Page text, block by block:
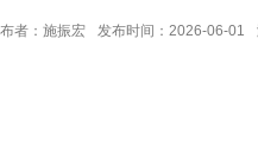
者：施振宏 发布时间：2026-06-01